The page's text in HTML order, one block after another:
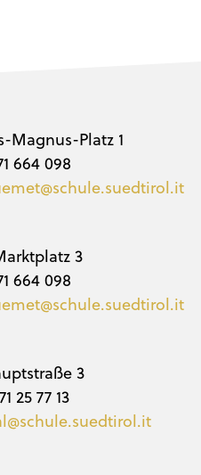
Magnus-Platz 1
664 098
3
664 098
3
25 77 13